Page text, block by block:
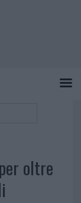
oltre